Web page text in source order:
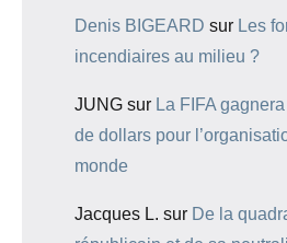
Denis BIGEARD sur Les
incendiaires au milieu ?
JUNG sur La FIFA
de dollars pour
monde
Jacques L. sur De la